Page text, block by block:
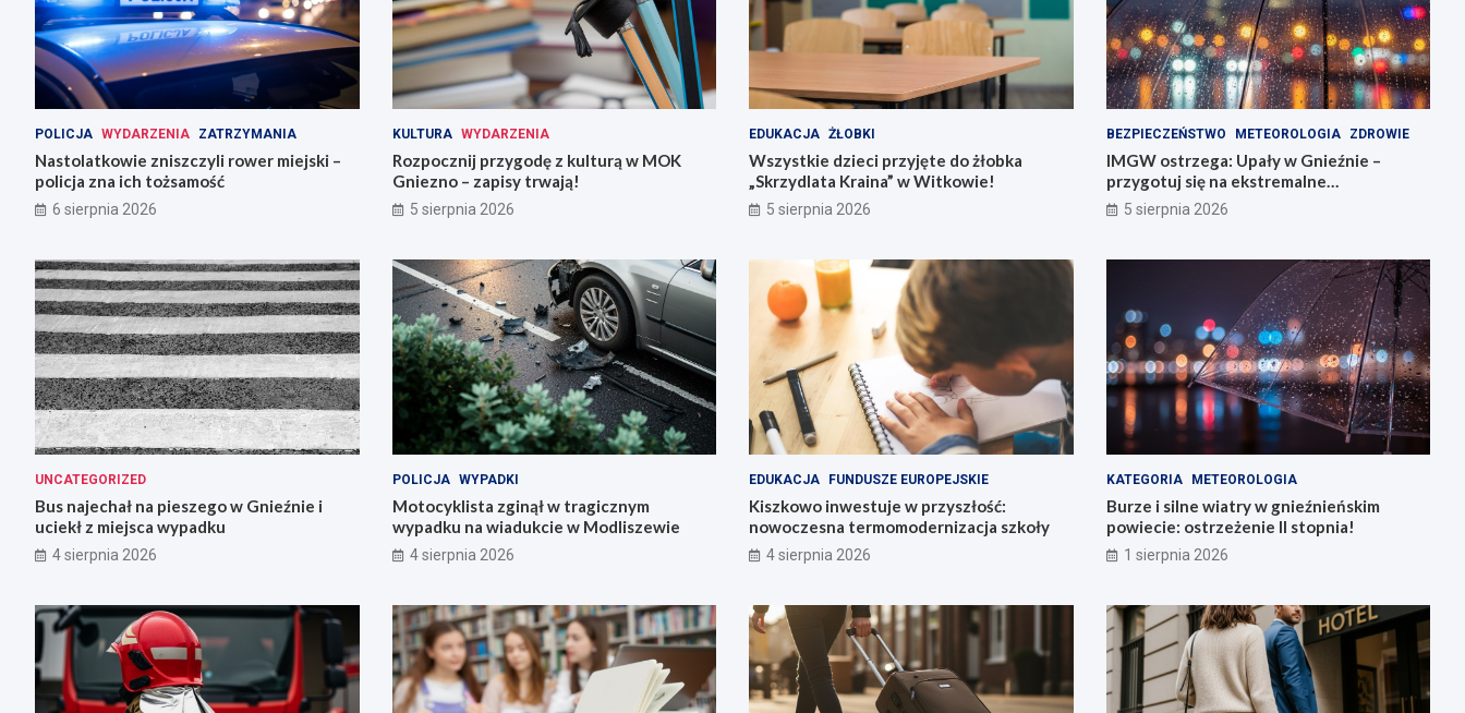
POLICJA WYDARZENIA ZATRZYMANIA
Nastolatkowie zniszczyli rower miejski –
policja zna ich tożsamość
6 sierpnia 2026
KULTURA WYDARZENIA
Rozpocznij przygodę z kulturą w MOK
Gniezno – zapisy trwają!
5 sierpnia 2026
EDUKACJA ŻŁOBKI
Wszystkie dzieci przyjęte do żłobka
„Skrzydlata Kraina” w Witkowie!
5 sierpnia 2026
BEZPIECZEŃSTWO METEOROLOGIA ZDROWIE
IMGW ostrzega: Upały w Gnieźnie –
przygotuj się na ekstremalne
temperatury!
5 sierpnia 2026
UNCATEGORIZED
Bus najechał na pieszego w Gnieźnie i
uciekł z miejsca wypadku
4 sierpnia 2026
POLICJA WYPADKI
Motocyklista zginął w tragicznym
wypadku na wiadukcie w Modliszewie
4 sierpnia 2026
EDUKACJA FUNDUSZE EUROPEJSKIE
Kiszkowo inwestuje w przyszłość:
nowoczesna termomodernizacja szkoły
4 sierpnia 2026
KATEGORIA METEOROLOGIA
Burze i silne wiatry w gnieźnieńskim
powiecie: ostrzeżenie II stopnia!
1 sierpnia 2026